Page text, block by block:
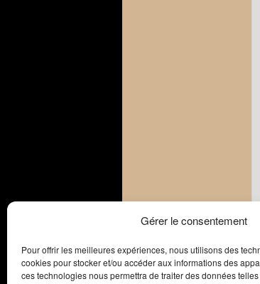
Gérer le consentement
Pour offrir les meilleures expériences, nous utilisons des
cookies pour stocker et/ou accéder aux informations des
ces technologies nous permettra de traiter des données